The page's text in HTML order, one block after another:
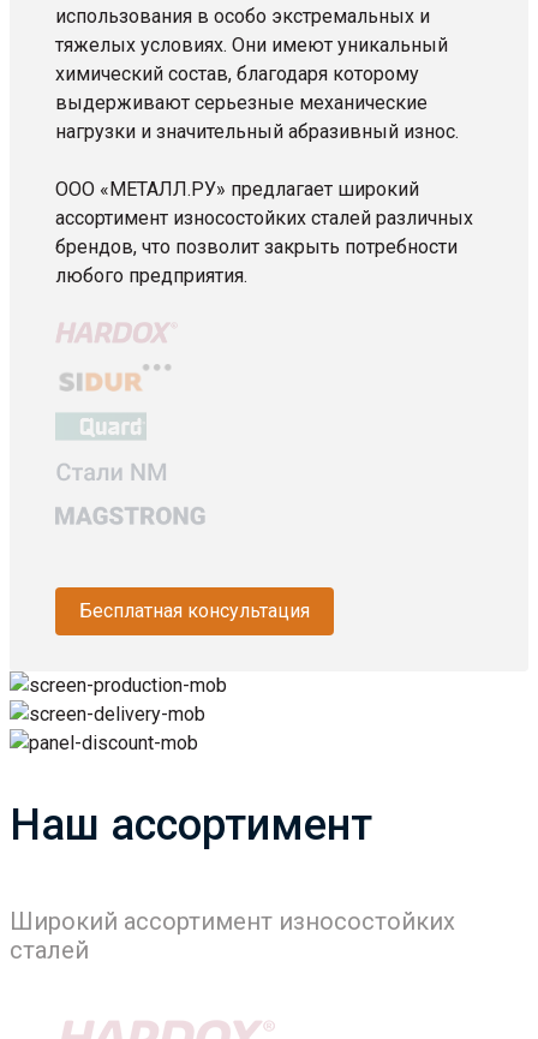
использования в особо экстремальных и
тяжелых условиях. Они имеют уникальный
химический состав, благодаря которому
выдерживают серьезные механические
нагрузки и значительный абразивный износ.
ООО «МЕТАЛЛ.РУ» предлагает широкий
ассортимент износостойких сталей различных
брендов, что позволит закрыть потребности
любого предприятия.
Бесплатная консультация
Наш ассортимент
Широкий ассортимент износостойких
сталей